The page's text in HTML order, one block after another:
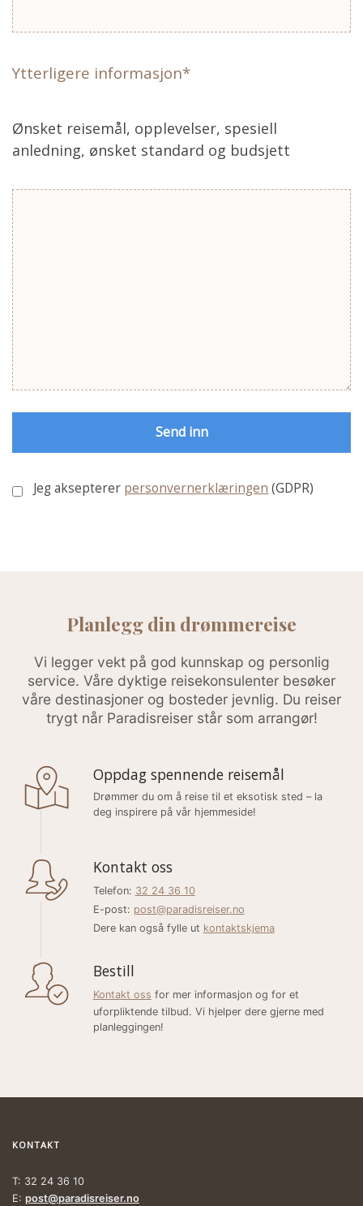
Ytterligere informasjon*
Ønsket reisemål, opplevelser, spesiell
anledning, ønsket standard og budsjett
Jeg aksepterer personvernerklæringen (GDPR)
Planlegg din drømmereise
Vi legger vekt på god kunnskap og personlig
service. Våre dyktige reisekonsulenter besøker
våre destinasjoner og bosteder jevnlig. Du reiser
trygt når Paradisreiser står som arrangør!
Oppdag spennende reisemål
Drømmer du om å reise til et eksotisk sted – la
deg inspirere på vår hjemmeside!
Kontakt oss
Telefon: 32 24 36 10
E-post: post@paradisreiser.no
Dere kan også fylle ut kontaktskjema
Bestill
Kontakt oss for mer informasjon og for et
uforpliktende tilbud. Vi hjelper dere gjerne med
planleggingen!
KONTAKT
T: 32 24 36 10
E: post@paradisreiser.no